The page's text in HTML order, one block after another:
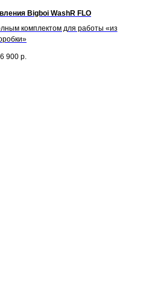
Bigboi WashR FLO
комплектом для работы «из
900 р.